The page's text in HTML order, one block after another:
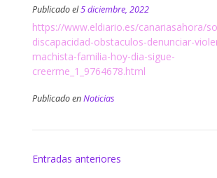
Publicado el5 diciembre, 2022
https://www.eldiario.es/canariasahora/
discapacidad-obstaculos-denunciar-
machista-familia-hoy-dia-sigue-
creerme_1_9764678.html
Publicado enNoticias
Navegación
Entradas anteriores